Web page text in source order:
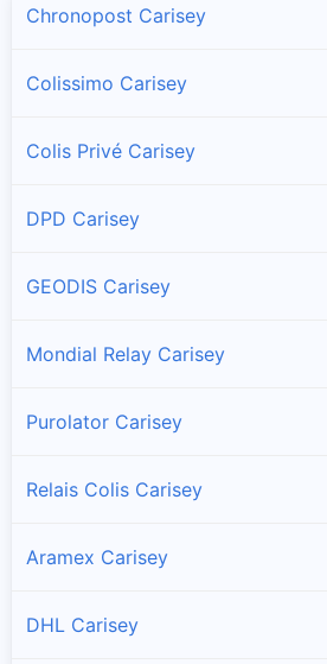
Chronopost Carisey
Colissimo Carisey
Colis Privé Carisey
DPD Carisey
GEODIS Carisey
Mondial Relay Carisey
Purolator Carisey
Relais Colis Carisey
Aramex Carisey
DHL Carisey